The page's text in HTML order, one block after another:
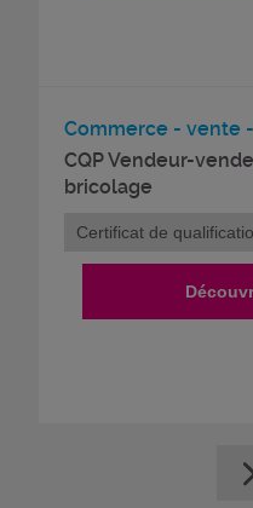
Commerce - vente
CQP Vendeur-
bricolage
Certificat de